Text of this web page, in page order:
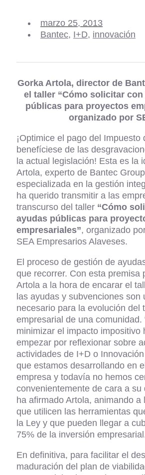
marzo 25, 2013
Bantec, I+D, innovación
Gorka Artola, director de
el taller “Cómo solicitar
públicas para proyectos
organizado por
¡Optimice el pago del Impuesto
benefíciese de las
la actual legislación! Esta es la
Artola, experto de Bantec
especializada en la gestión
ha querido transmitir a las
transcurso del taller “Cómo
ayudas públicas para
empresariales”, organizado
SEA Empresarios Alaveses.
El proceso de gestión de
que recorrer. Con esta premisa
Artola a la hora de encarar el
las ayudas y subvenciones son
necesario para la evolución del
empresarial de una comunidad.
minimizar el impacto impositivo
empezar por reflexionar sobre
actividades de I+D o
que estamos desarrollando en
empresa y todavía no hemos
convenientemente de cara a su
ha afirmado Artola, animando a
que utilicen las herramientas
la Ley y que pueden llegar a
75% de la inversión
En definitiva, para facilitar el
maduración del plan de